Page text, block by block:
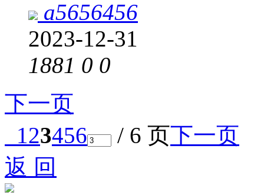
a5656456
2023-12-31
1881 0 0
下一页
123456 / 6 页下一页
返 回